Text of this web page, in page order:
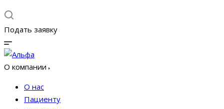
Подать заявку
О компании
О нас
Пациенту